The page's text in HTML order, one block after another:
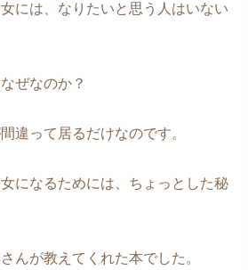
には、なりたいと思う人はいない
ぜなのか？
違って居るだけなのです。
になるためには、ちょっとした秘
んが教えてくれた本でした。